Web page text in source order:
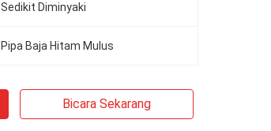
Sedikit Diminyaki
Pipa Baja Hitam Mulus
Bicara Sekarang